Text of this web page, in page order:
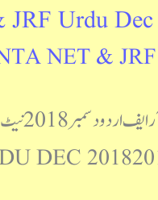
Urdu Dec
NET &